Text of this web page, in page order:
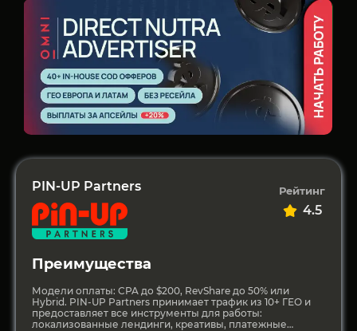
PIN-UP Partners Рейтинг
4.5
Преимущества
Модели оплаты: CPA до $200, RevShare до 50% или
Hybrid. PIN-UP Partners принимает трафик из 10+ ГЕО и
предоставляет все инструменты для работы:
локализованные лендинги, креативы, платежные